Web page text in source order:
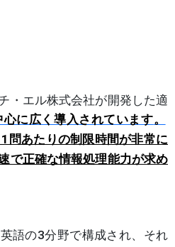
・エル株式会社が開発した適
心に広く導入されています。
問あたりの制限時間が非常に
で正確な情報処理能力が求め
語の3分野で構成され、それ